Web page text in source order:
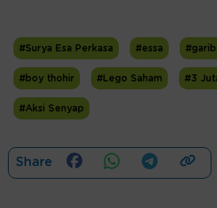
#Surya Esa Perkasa #essa
#boy thohir #Lego Saham #3
#Aksi Senyap
Share